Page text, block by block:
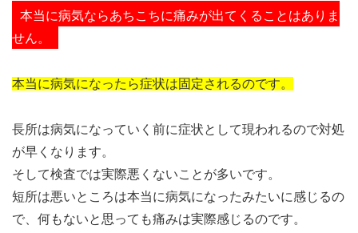
本当に病気ならあちこちに痛みが出てくることはありま
せん。
本当に病気になったら症状は固定されるのです。
長所は病気になっていく前に症状として現われるので対処
が早くなります。
そして検査では実際悪くないことが多いです。
短所は悪いところは本当に病気になったみたいに感じるの
で、何もないと思っても痛みは実際感じるのです。